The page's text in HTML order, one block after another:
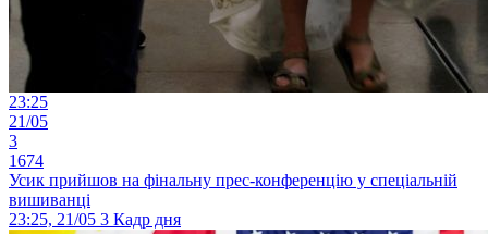
23:25
21/05
3
1674
Усик прийшов на фінальну прес-конференцію у спеціальній
вишиванці
23:25, 21/05 3 Кадр дня